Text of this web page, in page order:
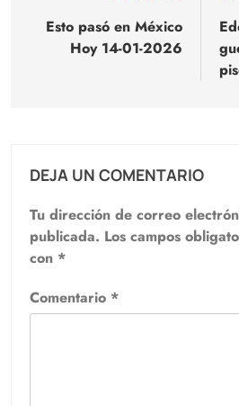
de
entradas
Esto pasó en México
Hoy 14-01-2026
DEJA UN COMENTARIO
Tu dirección de correo
publicada. Los campos
con *
Comentario *